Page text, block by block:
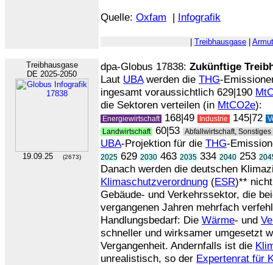
Quelle: Oxfam | Infografik
Treibhausgase
Treibhausgase
DE 2025-2050
19.09.25 (2673)
dpa-Globus 17838: Zukünftige
Laut UBAwerden die THG-
ingesamt voraussichtlich 629|190
die Sektoren verteilen (in MtCO2e):
Energiewirtschaft 168|49 Industrie 145|72
Landwirtschaft 60|53 Abfallwirtschaft, Sonstiges
UBA-Projektion für die THG-
2025 629 2030 463 2035 334 2040 253
Danach werden die deutschen
Klimaschutzverordnung (ESR)**
Gebäude- und Verkehrssektor, die
vergangenen Jahren mehrfach
Handlungsbedarf: Die Wärme- und
schneller und wirksamer umgesetzt
Vergangenheit. Andernfalls ist die
unrealistisch, so der Expertenrat für